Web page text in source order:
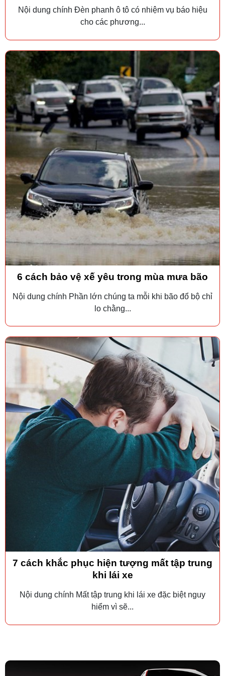
Nội dung chính Đèn phanh ô tô có nhiệm vụ báo hiệu
cho các phương...
6 cách bảo vệ xế yêu trong mùa mưa bão
Nội dung chính Phần lớn chúng ta mỗi khi bão đổ bộ chỉ
lo chằng...
7 cách khắc phục hiện tượng mất tập trung
khi lái xe
Nội dung chính Mất tập trung khi lái xe đặc biệt nguy
hiểm vì sẽ...